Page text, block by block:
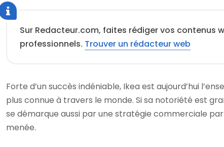
Sur Redacteur.com, faites rédiger vos contenus
professionnels. Trouver un rédacteur web
Forte d’un succès indéniable, Ikea est aujourd’hui
plus connue à travers le monde. Si sa notoriété est
se démarque aussi par une stratégie commerciale
menée.